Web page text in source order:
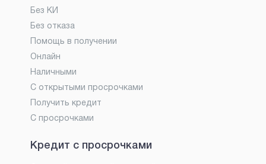
Без КИ
Без отказа
Помощь в получении
Онлайн
Наличными
С открытыми просрочками
Получить кредит
С просрочками
Кредит с просрочками